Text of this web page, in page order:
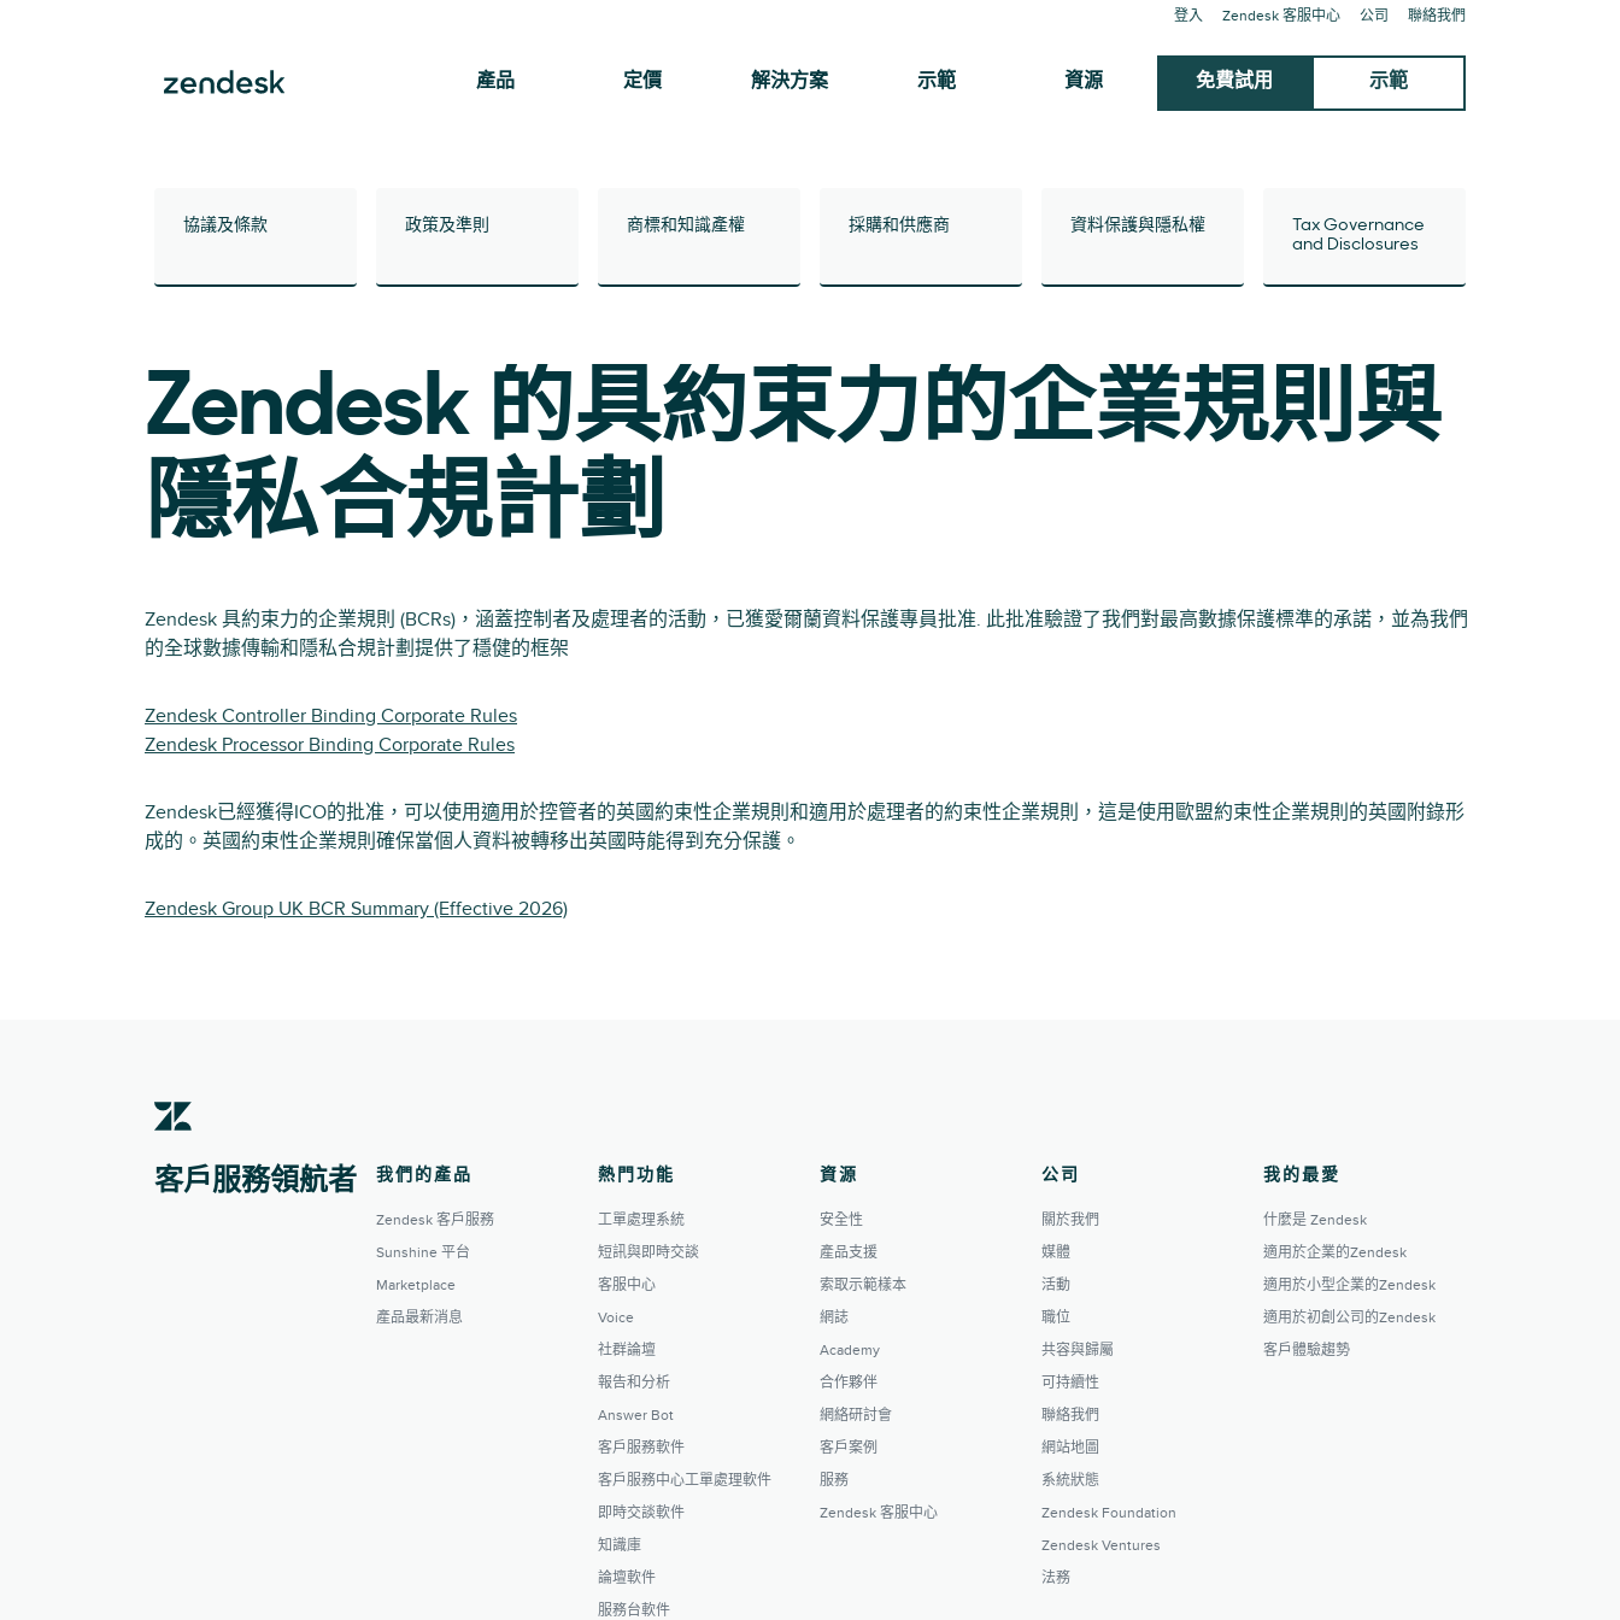
登入 Zendesk 客服中心 公司 聯絡我們
產品 定價 解決方案 示範 資源 免費試用 示範
協議及條款 政策及準則 商標和知識產權 採購和供應商 資料保護與隱私權
Tax Governance
and Disclosures
Zendesk 的具約束力的企業規則與
隱私合規計劃
Zendesk 具約束力的企業規則 (BCRs)，涵蓋控制者及處理者的活動，已獲愛爾蘭資料保護專員批准. 此批准驗證了我們對最高數據保護標準的承諾，並為我們
的全球數據傳輸和隱私合規計劃提供了穩健的框架
Zendesk Controller Binding Corporate Rules
Zendesk Processor Binding Corporate Rules
Zendesk已經獲得ICO的批准，可以使用適用於控管者的英國約束性企業規則和適用於處理者的約束性企業規則，這是使用歐盟約束性企業規則的英國附錄形
成的。英國約束性企業規則確保當個人資料被轉移出英國時能得到充分保護。
Zendesk Group UK BCR Summary (Effective 2026)
客戶服務領航者 我們的產品
Zendesk 客戶服務
Sunshine 平台
Marketplace
產品最新消息
熱門功能
工單處理系統
短訊與即時交談
客服中心
Voice
社群論壇
報告和分析
Answer Bot
客戶服務軟件
客戶服務中心工單處理軟件
即時交談軟件
知識庫
論壇軟件
服務台軟件
資源
安全性
產品支援
索取示範樣本
網誌
Academy
合作夥伴
網絡研討會
客戶案例
服務
Zendesk 客服中心
公司
關於我們
媒體
活動
職位
共容與歸屬
可持續性
聯絡我們
網站地圖
系統狀態
Zendesk Foundation
Zendesk Ventures
法務
我的最愛
什麼是 Zendesk
適用於企業的Zendesk
適用於小型企業的Zendesk
適用於初創公司的Zendesk
客戶體驗趨勢